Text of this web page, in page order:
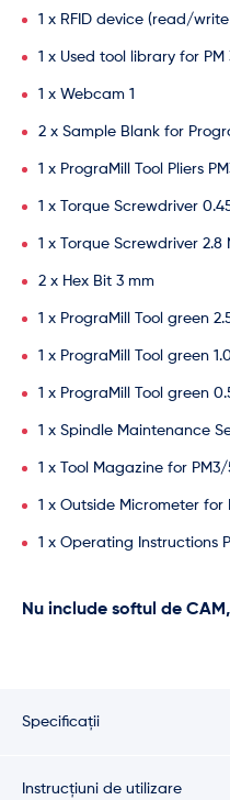
1 x RFID device (read/
1 x Used tool library for
1 x Webcam 1
2 x Sample Blank for
1 x PrograMill Tool Pliers
1 x Torque Screwdriver
1 x Torque Screwdriver 2.8
2 x Hex Bit 3 mm
1 x PrograMill Tool green
1 x PrograMill Tool green
1 x PrograMill Tool green
1 x Spindle Maintenance
1 x Tool Magazine for PM3/
1 x Outside Micrometer for
1 x Operating Instructions
Nu include softul de
Specificații
Instrucțiuni de utilizare